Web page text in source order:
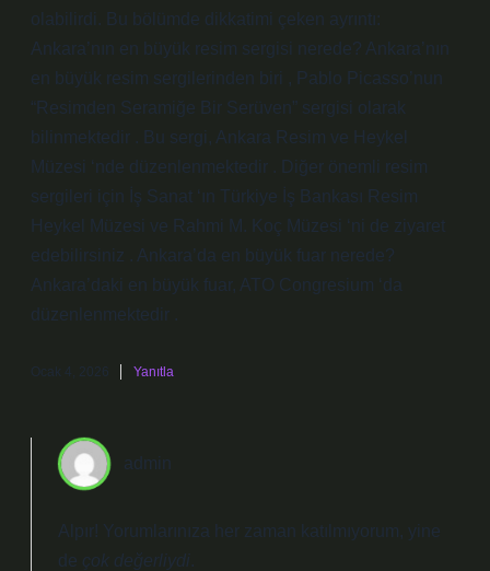
olabilirdi. Bu bölümde dikkatimi çeken ayrıntı:
Ankara’nın en büyük resim sergisi nerede? Ankara’nın
en büyük resim sergilerinden biri , Pablo Picasso’nun
“Resimden Seramiğe Bir Serüven” sergisi olarak
bilinmektedir . Bu sergi, Ankara Resim ve Heykel
Müzesi ‘nde düzenlenmektedir . Diğer önemli resim
sergileri için İş Sanat ‘ın Türkiye İş Bankası Resim
Heykel Müzesi ve Rahmi M. Koç Müzesi ‘ni de ziyaret
edebilirsiniz . Ankara’da en büyük fuar nerede?
Ankara’daki en büyük fuar, ATO Congresium ‘da
düzenlenmektedir .
Ocak 4, 2026 Yanıtla
admin
Alpır! Yorumlarınıza her zaman katılmıyorum, yine
de çok değerliydi.